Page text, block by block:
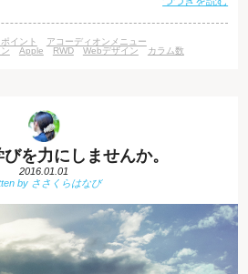
りした濃いグレーのグローバルナビゲーシ
をモバイルで見るとどうなるでしょうか。
イント
アコーディオンメニュー
Apple RWD Webデザイン カラム数
を力にしませんか。
2016.01.01